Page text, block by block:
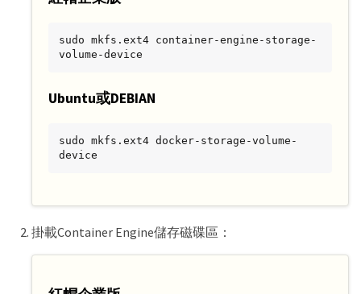
sudo mkfs.ext4 container-engine-storage-
volume-device
Ubuntu或DEBIAN
sudo mkfs.ext4 docker-storage-volume-
device
掛載Container Engine儲存磁碟區：